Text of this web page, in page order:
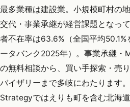
最多業種は建設業。小規模町村の
交代・事業承継が経営課題となっ
者不在率は63.6%（全国平均
ータバンク2025年）。事業承継・
の無料相談から、買い手探索・売
バイザリーまで多岐にわたります
Strategyではえりも町を含む北海